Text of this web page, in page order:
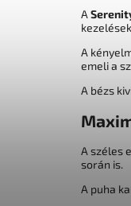
A
A
emeli a
A bézs
A széles
során is.
A puha